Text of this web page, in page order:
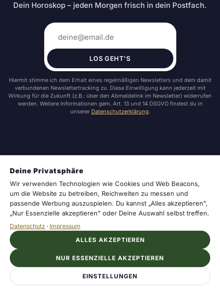
Dein Horoskop – jeden Morgen frisch in dein Postfach.
LOS GEHT'S
Hiermit stimme ich dem Erhalt eines regelmäßigen Newsletters und dem damit
verbundenen Newslettertracking zu. Diese Einwilligung kann jederzeit mit
Wirkung für die Zukunft (z.B.: über den Abmeldelink im Newsletter) widerrufen
werden. Weitere Informationen gem. Art. 13 und 14 DSGVO findest du in
unserer Datenschutzerklärung.
MAGAZIN
MITMACHEN
Newsletter
Deine Privatsphäre
Wir verwenden Technologien wie Cookies und Web Beacons,
um die Website zu betreiben, Reichweiten zu messen und
passende Werbung auszuspielen. Du kannst „Alles akzeptieren",
„Nur Essenzielle akzeptieren" oder Deine Auswahl selbst treffen.
Datenschutz · Impressum
EINSTELLUNGEN
NUR ESSENZIELLE AKZEPTIEREN
ALLES AKZEPTIEREN